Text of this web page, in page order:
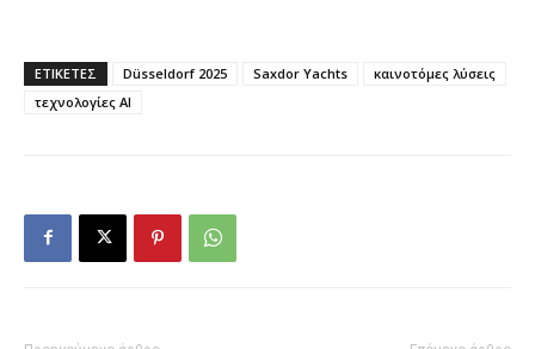
ΕΤΙΚΕΤΕΣ Düsseldorf 2025 Saxdor Yachts
καινοτόμες λύσεις
τεχνολογίες ΑΙ